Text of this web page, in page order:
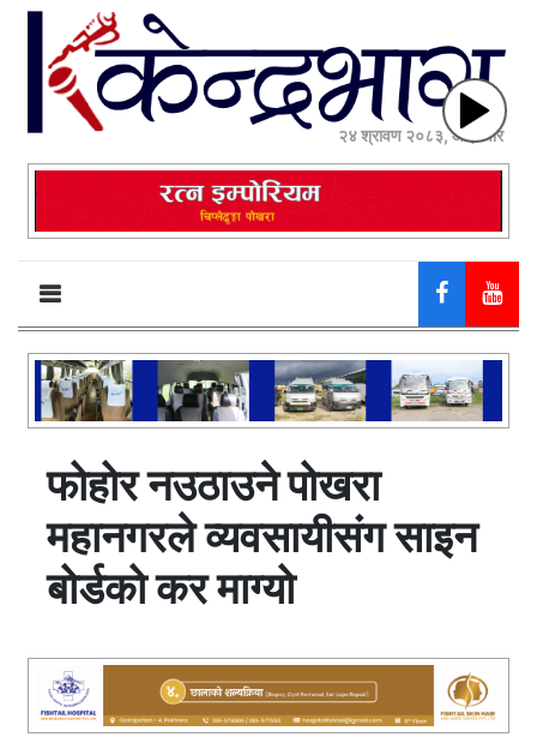
२४ श्रावण २०८३, आईतवार
फोहोर नउठाउने पोखरा
महानगरले व्यवसायीसंग साइन
बोर्डको कर माग्यो